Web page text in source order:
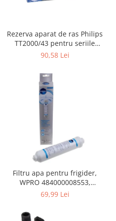
Gaming, Carti & Birotica
Console, Jocuri & Accesorii
Ingrijire personala & Cosmetice
Accesorii aparate hair styling
Aparate & Accesorii ingrijire
personala
Aparate cosmetice
Articole Sanatate si Wellness
Consumabile sanitare
Cosmetice si produse ingrijire
personala
Igiena dentara
Jucarii, Copii & Bebe
Camera copilului
Hrana bebelusi
Rezerva aparat de ras Philips
TT2000/43 pentru seriile
Bodygroom 3000/5000/7000 si
90,58 Lei
Filtru apa pentru frigider,
WPRO 484000008553,
compatibil cu Samsung, AEG,
69,99 Lei